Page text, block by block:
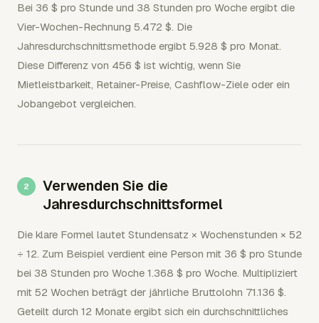
Bei 36 $ pro Stunde und 38 Stunden pro Woche ergibt die
Vier-Wochen-Rechnung 5.472 $. Die
Jahresdurchschnittsmethode ergibt 5.928 $ pro Monat.
Diese Differenz von 456 $ ist wichtig, wenn Sie
Mietleistbarkeit, Retainer-Preise, Cashflow-Ziele oder ein
Jobangebot vergleichen.
Verwenden Sie die
Jahresdurchschnittsformel
Die klare Formel lautet Stundensatz × Wochenstunden × 52
÷ 12. Zum Beispiel verdient eine Person mit 36 $ pro Stunde
bei 38 Stunden pro Woche 1.368 $ pro Woche. Multipliziert
mit 52 Wochen beträgt der jährliche Bruttolohn 71.136 $.
Geteilt durch 12 Monate ergibt sich ein durchschnittliches